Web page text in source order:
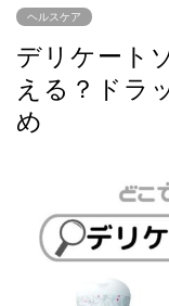
ヘルスケア
デリケート
える？ドラ
め